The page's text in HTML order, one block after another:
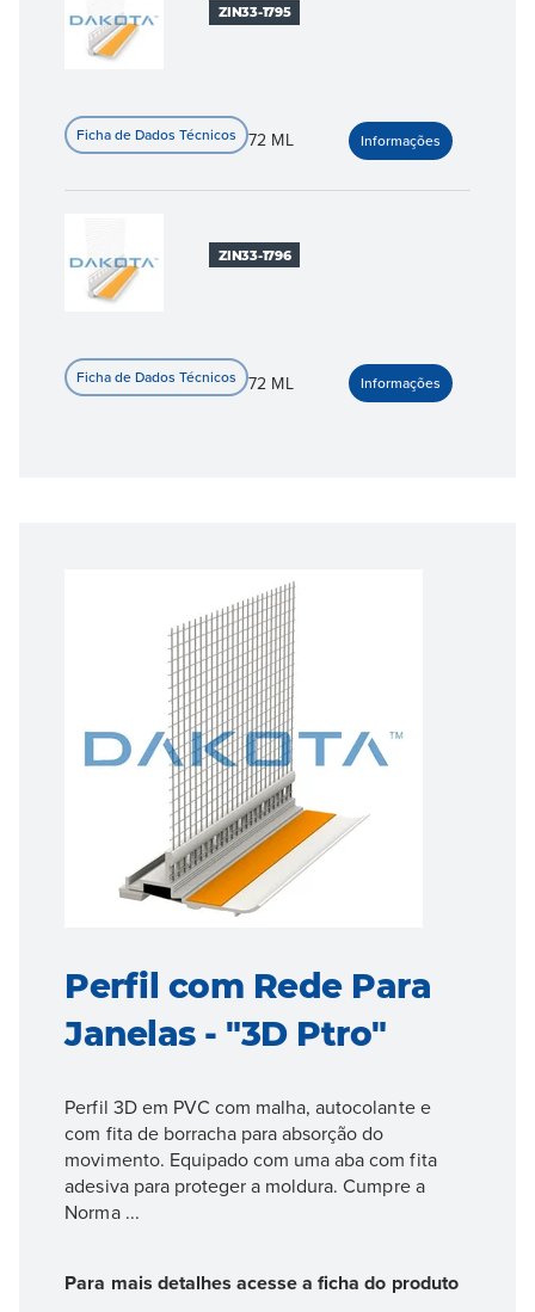
ZIN33-1795
72 ML
ZIN33-1796
72 ML
Perfil com Rede Para
Janelas - "3D Ptro"
Perfil 3D em PVC com malha, autocolante e
com fita de borracha para absorção do
movimento. Equipado com uma aba com fita
adesiva para proteger a moldura. Cumpre a
Norma ...
Para mais detalhes acesse a ficha do produto